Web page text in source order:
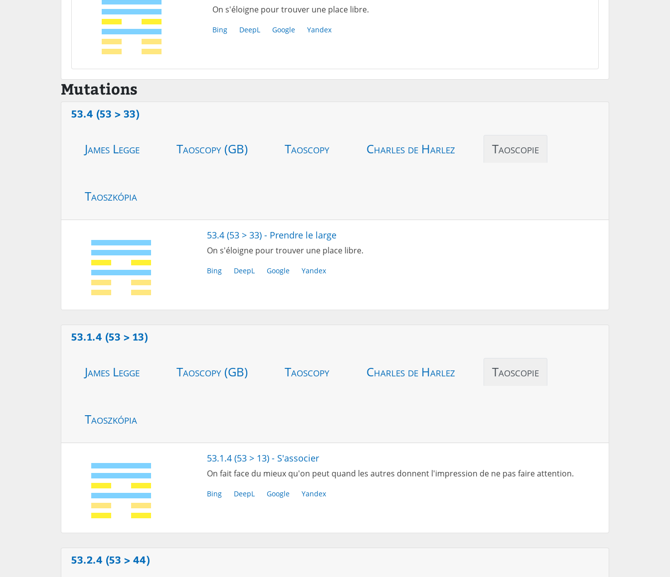
On s'éloigne pour trouver une place libre.
Bing DeepL Google Yandex
Mutations
53.4 (53 > 33)
James Legge Taoscopy (GB) Taoscopy Charles de Harlez Taoscopie
Taoszkópia
53.4 (53 > 33) - Prendre le large
On s'éloigne pour trouver une place libre.
Bing DeepL Google Yandex
53.1.4 (53 > 13)
James Legge Taoscopy (GB) Taoscopy Charles de Harlez Taoscopie
Taoszkópia
53.1.4 (53 > 13) - S'associer
On fait face du mieux qu'on peut quand les autres donnent l'impression de ne pas faire attention.
Bing DeepL Google Yandex
53.2.4 (53 > 44)